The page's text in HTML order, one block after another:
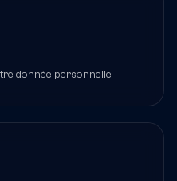
donnée personnelle.